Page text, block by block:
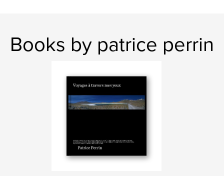
Books by patrice perrin